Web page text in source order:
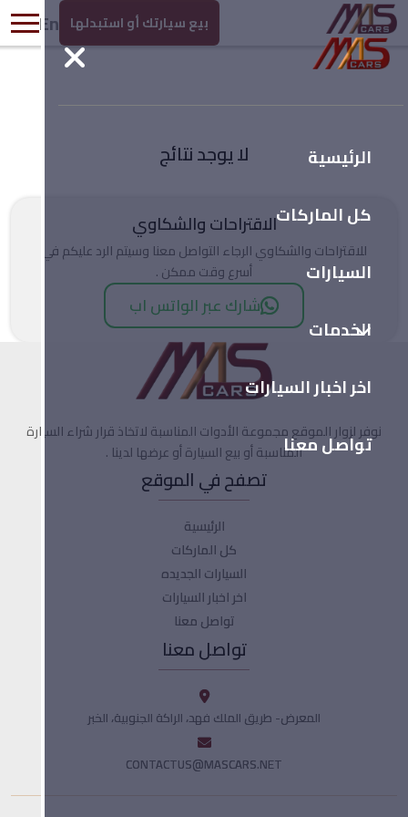
بيع سيارتك أو استبدلها En
الرئيسية
كل الماركات
السيارات
الخدمات
اخر اخبار السيارات
تواصل معنا
لا يوجد نتائج
الاقتراحات والشكاوي
للاقتراحات والشكاوي الرجاء التواصل معنا وسيتم الرد عليكم في
أسرع وقت ممكن .
شارك عبر الواتس اب
نوفر لزوار الموقع مجموعة الأدوات المناسبة لاتخاذ قرار شراء السيارة
المناسبة أو بيع السيارة أو عرضها لدينا .
تصفح في الموقع
الرئيسية
كل الماركات
السيارات الجديده
اخر اخبار السيارات
تواصل معنا
تواصل معنا
المعرض- طريق الملك فهد، الراكة الجنوبية، الخبر
CONTACTUS@MASCARS.NET